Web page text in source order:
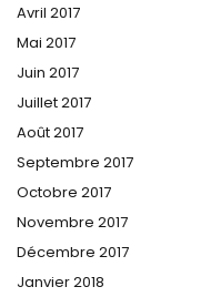
Avril 2017
Mai 2017
Juin 2017
Juillet 2017
Août 2017
Septembre 2017
Octobre 2017
Novembre 2017
Décembre 2017
Janvier 2018